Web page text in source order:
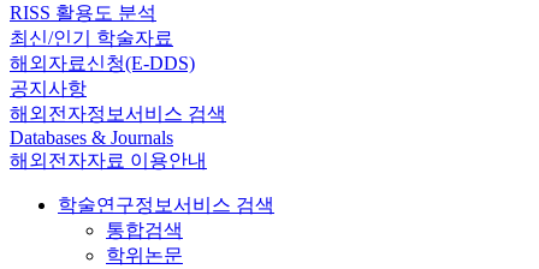
RISS 활용도 분석
최신/인기 학술자료
해외자료신청(E-DDS)
공지사항
해외전자정보서비스 검색
Databases & Journals
해외전자자료 이용안내
학술연구정보서비스 검색
통합검색
학위논문